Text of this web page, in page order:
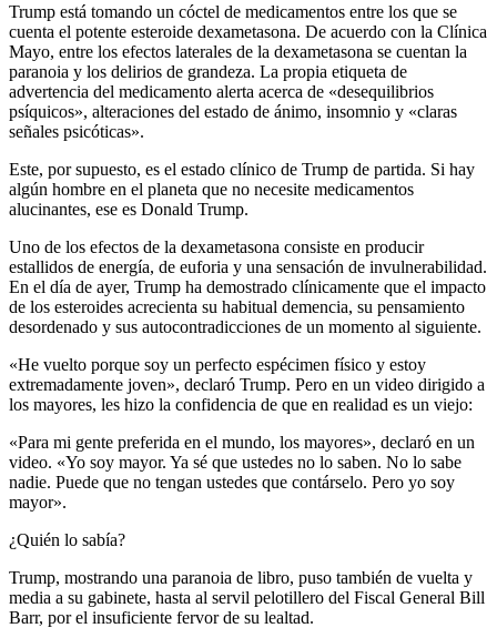
Trump está tomando un cóctel de medicamentos entre los que se
cuenta el potente esteroide dexametasona. De acuerdo con la Clínica
Mayo, entre los efectos laterales de la dexametasona se cuentan la
paranoia y los delirios de grandeza. La propia etiqueta de
advertencia del medicamento alerta acerca de «desequilibrios
psíquicos», alteraciones del estado de ánimo, insomnio y «claras
señales psicóticas».
Este, por supuesto, es el estado clínico de Trump de partida. Si hay
algún hombre en el planeta que no necesite medicamentos
alucinantes, ese es Donald Trump.
Uno de los efectos de la dexametasona consiste en producir
estallidos de energía, de euforia y una sensación de invulnerabilidad.
En el día de ayer, Trump ha demostrado clínicamente que el impacto
de los esteroides acrecienta su habitual demencia, su pensamiento
desordenado y sus autocontradicciones de un momento al siguiente.
«He vuelto porque soy un perfecto espécimen físico y estoy
extremadamente joven», declaró Trump. Pero en un video dirigido a
los mayores, les hizo la confidencia de que en realidad es un viejo:
«Para mi gente preferida en el mundo, los mayores», declaró en un
video. «Yo soy mayor. Ya sé que ustedes no lo saben. No lo sabe
nadie. Puede que no tengan ustedes que contárselo. Pero yo soy
mayor».
¿Quién lo sabía?
Trump, mostrando una paranoia de libro, puso también de vuelta y
media a su gabinete, hasta al servil pelotillero del Fiscal General Bill
Barr, por el insuficiente fervor de su lealtad.